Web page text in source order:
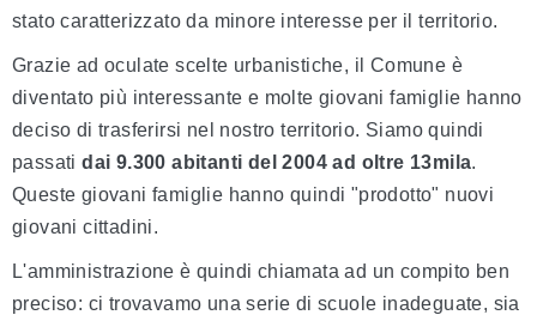
stato caratterizzato da minore interesse per il territorio.
Grazie ad oculate scelte urbanistiche, il Comune è
diventato più interessante e molte giovani famiglie hanno
deciso di trasferirsi nel nostro territorio. Siamo quindi
passatidai 9.300 abitanti del 2004 ad oltre 13mila.
Queste giovani famiglie hanno quindi "prodotto" nuovi
giovani cittadini.
L'amministrazione è quindi chiamata ad un compito ben
preciso: ci trovavamo una serie di scuole inadeguate, sia